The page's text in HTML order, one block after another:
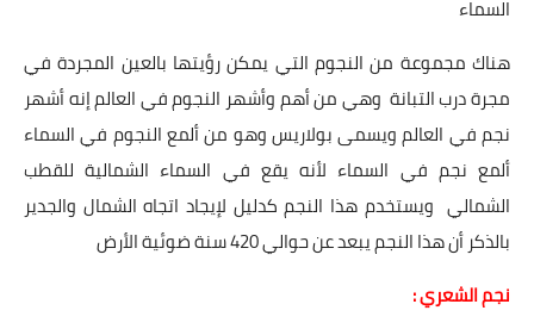
السماء
هناك مجموعة من النجوم التي يمكن رؤيتها بالعين المجردة في
مجرة ​​درب التبانة وهي من أهم وأشهر النجوم في العالم إنه أشهر
نجم في العالم ويسمى بولاريس وهو من ألمع النجوم في السماء
ألمع نجم في السماء لأنه يقع في السماء الشمالية للقطب
الشمالي ويستخدم هذا النجم كدليل لإيجاد اتجاه الشمال والجدير
بالذكر أن هذا النجم يبعد عن حوالي 420 سنة ضوئية الأرض
نجم الشعري :